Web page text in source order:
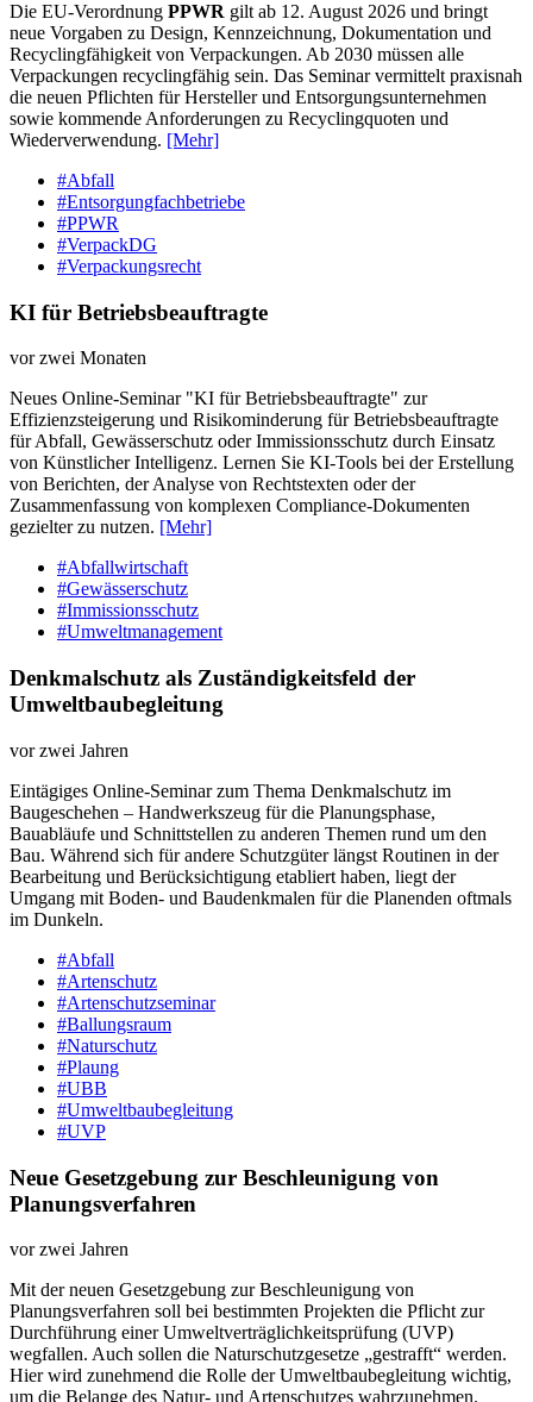
Die EU-Verordnung PPWR gilt ab 12. August 2026 und bringt
neue Vorgaben zu Design, Kennzeichnung, Dokumentation und
Recyclingfähigkeit von Verpackungen. Ab 2030 müssen alle
Verpackungen recyclingfähig sein. Das Seminar vermittelt praxisnah
die neuen Pflichten für Hersteller und Entsorgungsunternehmen
sowie kommende Anforderungen zu Recyclingquoten und
Wiederverwendung. [Mehr]
#Abfall
#Entsorgungfachbetriebe
#PPWR
#VerpackDG
#Verpackungsrecht
KI für Betriebsbeauftragte
vor zwei Monaten
Neues Online-Seminar "KI für Betriebsbeauftragte" zur
Effizienzsteigerung und Risikominderung für Betriebsbeauftragte
für Abfall, Gewässerschutz oder Immissionsschutz durch Einsatz
von Künstlicher Intelligenz. Lernen Sie KI-Tools bei der Erstellung
von Berichten, der Analyse von Rechtstexten oder der
Zusammenfassung von komplexen Compliance-Dokumenten
gezielter zu nutzen. [Mehr]
#Abfallwirtschaft
#Gewässerschutz
#Immissionsschutz
#Umweltmanagement
Denkmalschutz als Zuständigkeitsfeld der
Umweltbaubegleitung
vor zwei Jahren
Eintägiges Online-​Seminar zum Thema Denkmalschutz im
Baugeschehen – Handwerkszeug für die Planungsphase,
Bauabläufe und Schnittstellen zu anderen Themen rund um den
Bau. Während sich für andere Schutzgüter längst Routinen in der
Bearbeitung und Berücksichtigung etabliert haben, liegt der
Umgang mit Boden-​ und Baudenkmalen für die Planenden oftmals
im Dunkeln.
#Abfall
#Artenschutz
#Artenschutzseminar
#Ballungsraum
#Naturschutz
#Plaung
#UBB
#Umweltbaubegleitung
#UVP
Neue Gesetzgebung zur Beschleunigung von
Planungsverfahren
vor zwei Jahren
Mit der neuen Gesetzgebung zur Beschleunigung von
Planungsverfahren soll bei bestimmten Projekten die Pflicht zur
Durchführung einer Umweltverträglichkeitsprüfung (UVP)
wegfallen. Auch sollen die Naturschutzgesetze „gestrafft“ werden.
Hier wird zunehmend die Rolle der Umweltbaubegleitung wichtig,
um die Belange des Natur- und Artenschutzes wahrzunehmen.